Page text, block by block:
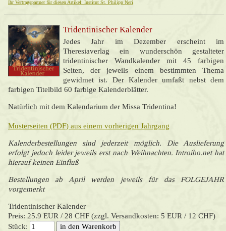
Ihr Vertragspartner für diesen Artikel: Institut St. Philipp Neri
Tridentinischer Kalender
Jedes Jahr im Dezember erscheint im
Theresiaverlag ein wunderschön gestalteter
tridentinischer Wandkalender mit 45 farbigen
Seiten, der jeweils einem bestimmten Thema
gewidmet ist. Der Kalender umfaßt nebst dem
farbigen Titelbild 60 farbige Kalenderblätter.
Natürlich mit dem Kalendarium der Missa Tridentina!
Musterseiten (PDF) aus einem vorherigen Jahrgang
Kalenderbestellungen sind jederzeit möglich. Die Auslieferung
erfolgt jedoch leider jeweils erst nach Weihnachten. Introibo.net hat
hierauf keinen Einfluß
Bestellungen ab April werden jeweils für das FOLGEJAHR
vorgemerkt
Tridentinischer Kalender
Preis: 25.9 EUR / 28 CHF (zzgl. Versandkosten: 5 EUR / 12 CHF)
Stück: